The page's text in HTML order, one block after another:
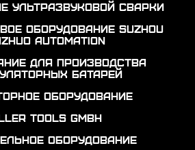
ультразвуковой сварки
оборудование Suzhou
automation
для производства
батарей
оборудование
Tools GmbH
оборудование